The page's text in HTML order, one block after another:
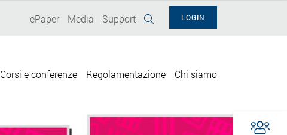
LOGIN
ePaper Media Support
Corsi e conferenze Regolamentazione Chi siamo